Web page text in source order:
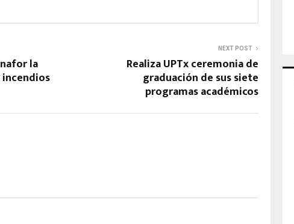
la
NEXT POST
Realiza UPTx ceremonia de
graduación de sus siete
programas académicos